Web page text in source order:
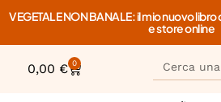
VEGETALE NON BANALE: il mio nuovo
e store online
0,00 € 0